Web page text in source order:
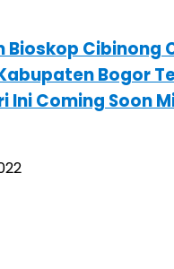
Bioskop Cibinong
Bogor
Ini Coming Soon